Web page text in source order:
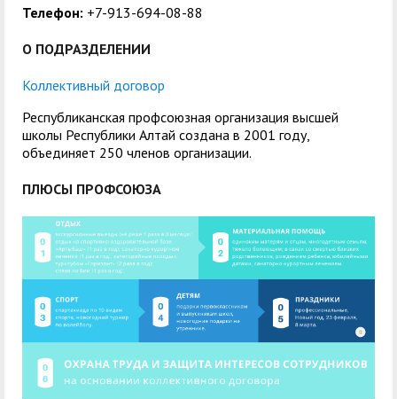
Телефон: +7-913-694-08-88
О ПОДРАЗДЕЛЕНИИ
Коллективный договор
Республиканская профсоюзная организация высшей
школы Республики Алтай создана в 2001 году,
объединяет 250 членов организации.
ПЛЮСЫ ПРОФСОЮЗА